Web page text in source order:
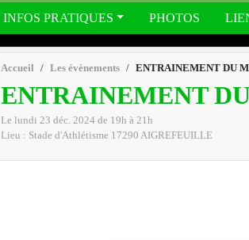
INFOS PRATIQUES PHOTOS
Accueil Les évènements ENTRAINEMENT DU
ENTRAINEMENT
Le lundi 23 déc. 2024de 19h à 21h
Lieu : Stade d'Athlétisme 17290 AIGREFEUILLE